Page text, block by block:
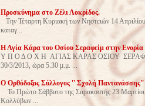
Προσκύνημα στο Ζέλι Λοκρίδος.
Tην Τέταρτη Κυριακή των Νηστειών 14
καταγ...
Η Αγία Κάρα του Οσίου Σεραφείμ στην Ενορία
Υ Π Ο Δ Ο Χ Η ΑΓΙΑΣ ΚΑΡΑΣ ΟΣΙΟΥ
30/3/2013, ώρα 5.30 μ.μ. ...
Ο Ορθόδοξος Σύλλογος '' Σχολή Παντανάσσης''
Το Πρώτο Σάββατο της Σαρακοστής 23 Μαρτίου
Κολλύβων ...